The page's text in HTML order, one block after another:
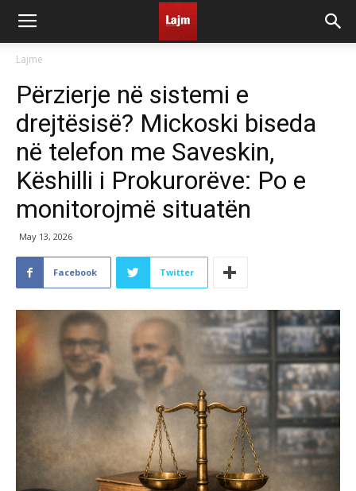
Lajme
Përzierje në sistemi e
drejtësisë? Mickoski biseda
në telefon me Saveskin,
Këshilli i Prokurorëve: Po e
monitorojmë situatën
May 13, 2026
Facebook Twitter